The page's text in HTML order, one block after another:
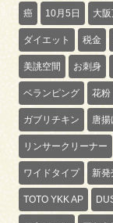
癌 10月5日 大
ダイエット 税金
美誂空間 お刺身
ベランピング 花粉
ガブリチキン 唐揚
リンサークリーナー
ワイドタイプ 新発
TOTO YKK AP